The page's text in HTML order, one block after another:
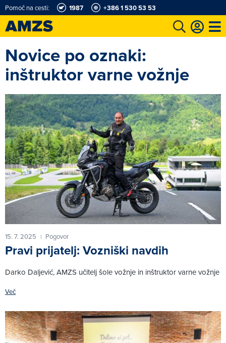
Pomoč na cesti: 1987 +386 1 530 53 53
Karting in motošportni center Najboljši za volanom
Novice po oznaki:
inštruktor varne vožnje
15. 7. 2025 | Pogovor
Pravi prijatelj: Vozniški navdih
Darko Daljević, AMZS učitelj šole vožnje in inštruktor varne vožnje
Več